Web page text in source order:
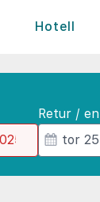
Hotell
Retur /